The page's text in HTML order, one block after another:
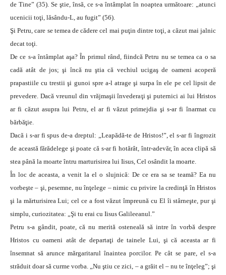
de Tine” (35). Se ştie, însă, ce s-a întâmplat în noaptea următoare: „atunci
ucenicii toţi, lăsându-L, au fugit” (56).
Şi Petru, care se temea de cădere cel mai puţin dintre toţi, a căzut mai jalnic
decat toţi.
De ce s-a întâmplat aşa? În primul rând, fiindcă Petru nu se temea ca o sa
cadă atât de jos; şi încă nu ştia că vechiul ucigaş de oameni acoperă
prapastiile cu trestii şi gunoi spre a-l atrage şi surpa în ele pe cel lipsit de
prevedere. Dacă vreunul din vrăjmaşii învederaţi şi puternici ai lui Hristos
ar fi căzut asupra lui Petru, el ar fi văzut primejdia şi s-ar fi înarmat cu
bărbăţie.
Dacă i s-ar fi spus de-a dreptul: „Leapădă-te de Hristos!”, el s-ar fi îngrozit
de această fărădelege şi poate că s-ar fi hotărât, într-adevăr, în acea clipă să
stea până la moarte întru marturisirea lui Iisus, Cel osândit la moarte.
În loc de aceasta, a venit la el o slujnică: De ce era sa se teamă? Ea nu
vorbeşte – şi, pesemne, nu înţelege – nimic cu privire la credinţă în Hristos
şi la mărturisirea Lui; cel ce a fost văzut împreună cu El îi stârneşte, pur şi
simplu, curiozitatea: „Şi tu erai cu Iisus Galileeanul.”
Petru s-a gândit, poate, că nu merită osteneală să intre în vorbă despre
Hristos cu oameni atât de departaţi de tainele Lui, şi că aceasta ar fi
însemnat să arunce mărgaritarul înaintea porcilor. Pe cât se pare, el s-a
străduit doar să curme vorba. „Nu ştiu ce zici, – a grăit el – nu te înţeleg”; şi